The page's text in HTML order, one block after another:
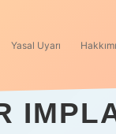
Yasal Uyarı